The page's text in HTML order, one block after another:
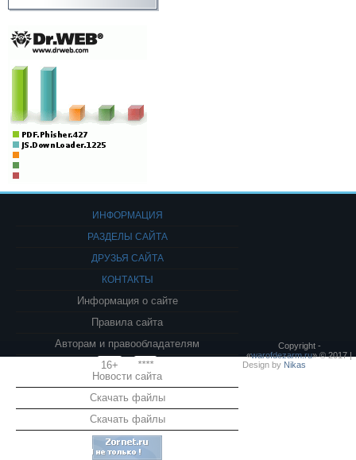
ИНФОРМАЦИЯ
РАЗДЕЛЫ САЙТА
ДРУЗЬЯ САЙТА
КОНТАКТЫ
Информация о сайте
Правила сайта
Авторам и правообладателям
16+
****
Новости сайта
Скачать файлы
Скачать файлы
Copyright -
«warofdezarm.ru» © 2017 |
Design by Nikas